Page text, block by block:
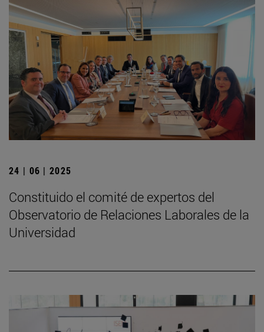
24 | 06 | 2025
Constituido el comité de expertos del
Observatorio de Relaciones Laborales de la
Universidad